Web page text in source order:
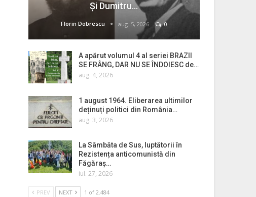
Și Dumitru…
Florin Dobrescu aug. 5, 2026 0
A apărut volumul 4 al seriei BRAZII
SE FRÂNG, DAR NU SE ÎNDOIESC de…
aug. 4, 2026
1 august 1964. Eliberarea ultimilor
deținuți politici din România…
aug. 3, 2026
La Sâmbăta de Sus, luptătorii în
Rezistența anticomunistă din
Făgăraș…
iul. 27, 2026
PREV NEXT 1 of 2.484